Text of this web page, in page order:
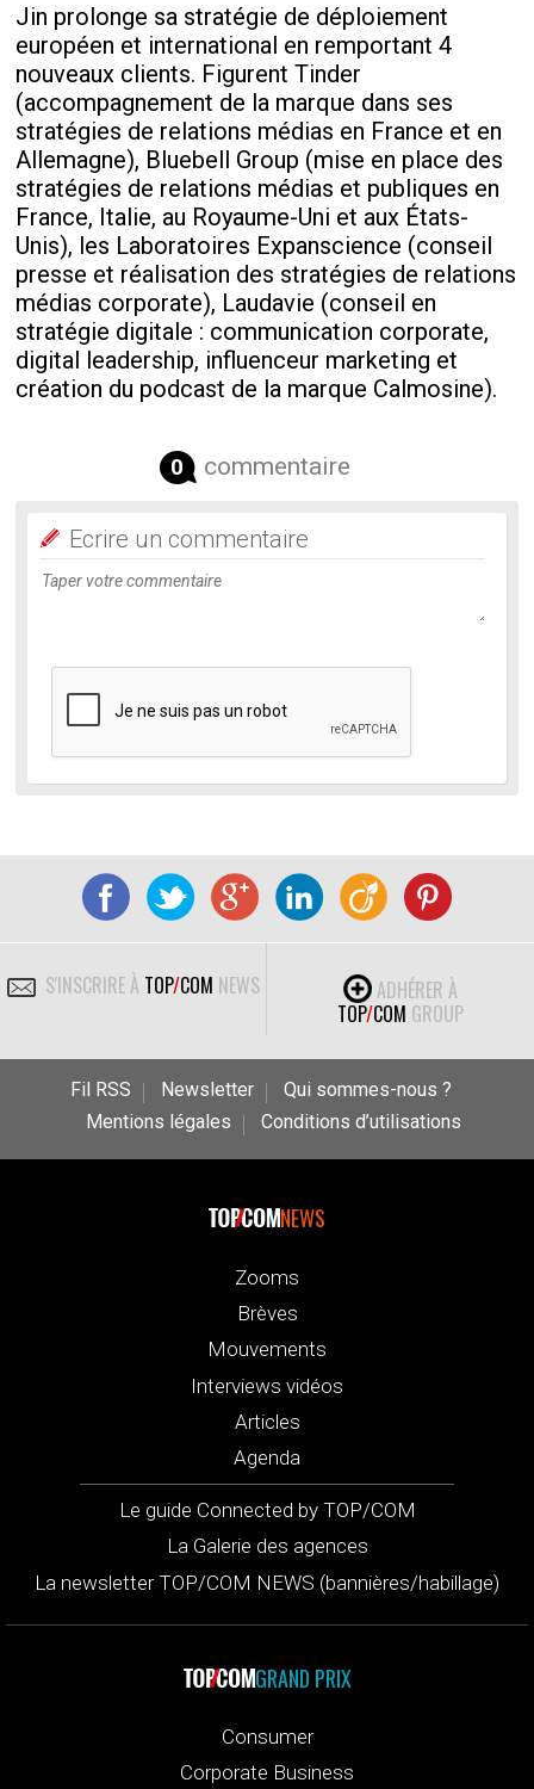
Jin prolonge sa stratégie de déploiement
européen et international en remportant 4
nouveaux clients. Figurent Tinder
(accompagnement de la marque dans ses
stratégies de relations médias en France et en
Allemagne), Bluebell Group (mise en place des
stratégies de relations médias et publiques en
France, Italie, au Royaume-Uni et aux États-
Unis), les Laboratoires Expanscience (conseil
presse et réalisation des stratégies de relations
médias corporate), Laudavie (conseil en
stratégie digitale : communication corporate,
digital leadership, influenceur marketing et
création du podcast de la marque Calmosine).
0 commentaire
Ecrire un commentaire
S'INSCRIRE À TOP/COM NEWS
ADHÉRER À
TOP/COM GROUP
Fil RSS Newsletter
Qui sommes-nous ?
Mentions légales
Conditions d’utilisations
NEWS
Zooms
Brèves
Mouvements
Interviews vidéos
Articles
Agenda
Le guide Connected by TOP/COM
La Galerie des agences
La newsletter TOP/COM NEWS (bannières/habillage)
GRAND PRIX
Consumer
Corporate Business